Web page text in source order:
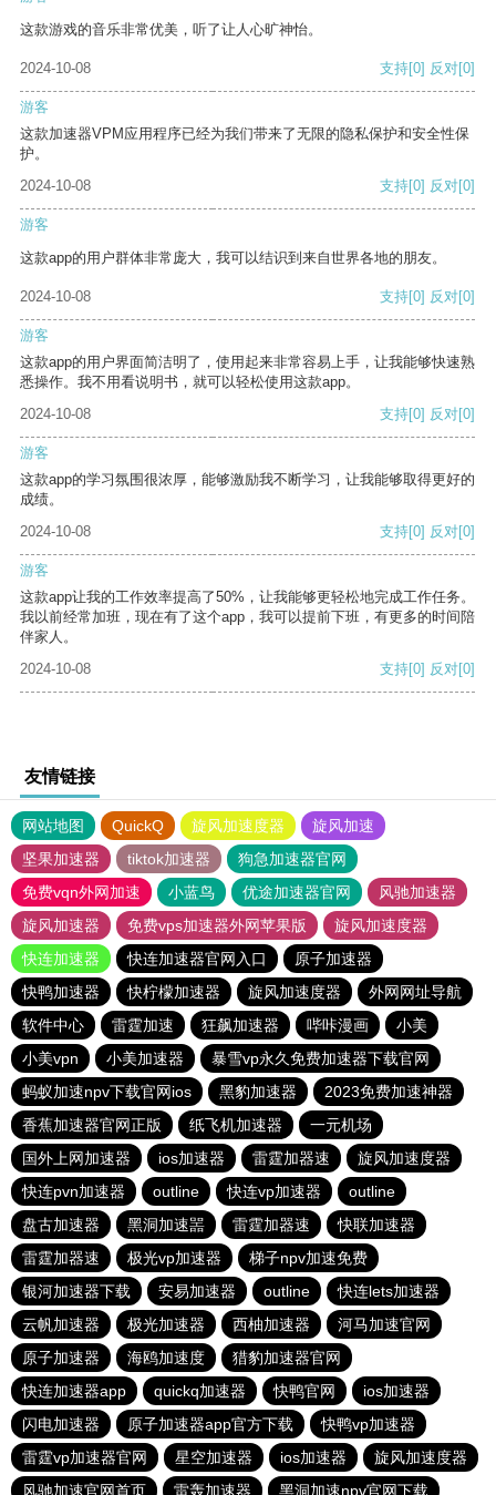
这款游戏的音乐非常优美，听了让人心旷神怡。
2024-10-08 支持[0] 反对[0]
游客
这款加速器VPM应用程序已经为我们带来了无限的隐私保护和安全性保
护。
2024-10-08
支持[0] 反对[0]
游客
这款app的用户群体非常庞大，我可以结识到来自世界各地的朋友。
2024-10-08 支持[0] 反对[0]
游客
这款app的用户界面简洁明了，使用起来非常容易上手，让我能够快速熟
悉操作。我不用看说明书，就可以轻松使用这款app。
2024-10-08
支持[0] 反对[0]
游客
这款app的学习氛围很浓厚，能够激励我不断学习，让我能够取得更好的
成绩。
2024-10-08
支持[0] 反对[0]
游客
这款app让我的工作效率提高了50%，让我能够更轻松地完成工作任务。
我以前经常加班，现在有了这个app，我可以提前下班，有更多的时间陪
伴家人。
2024-10-08
支持[0] 反对[0]
友情链接
网站地图 QuickQ 旋风加速度器
旋风加速
坚果加速器
tiktok加速器
狗急加速器官网
免费vqn外网加速
小蓝鸟 优途加速器官网
风驰加速器
旋风加速器
免费vps加速器外网苹果版
旋风加速度器
快连加速器
快连加速器官网入口
原子加速器
快鸭加速器
快柠檬加速器 旋风加速度器
外网网址导航
软件中心
雷霆加速 狂飙加速器 哔咔漫画
小美
小美vpn
小美加速器
暴雪vp永久免费加速器下载官网
蚂蚁加速npv下载官网ios
黑豹加速器
2023免费加速神器
香蕉加速器官网正版
纸飞机加速器
一元机场
国外上网加速器
ios加速器 雷霆加器速
旋风加速度器
快连pvn加速器
outline 快连vp加速器
outline
盘古加速器
黑洞加速噐 雷霆加器速
快联加速器
雷霆加器速
极光vp加速器
梯子npv加速免费
银河加速器下载
安易加速器 outline
快连lets加速器
云帆加速器
极光加速器 西柚加速器
河马加速官网
原子加速器
海鸥加速度
猎豹加速器官网
快连加速器app
quickq加速器 快鸭官网
ios加速器
闪电加速器
原子加速器app官方下载
快鸭vp加速器
雷霆vp加速器官网
星空加速器 ios加速器
旋风加速度器
风驰加速官网首页
雷轰加速器 黑洞加速npv官网下载